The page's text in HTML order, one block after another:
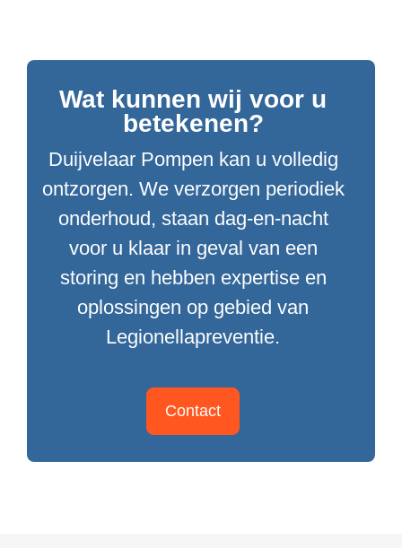
Wat kunnen wij voor u
betekenen?
Duijvelaar Pompen kan u volledig
ontzorgen. We verzorgen periodiek
onderhoud, staan dag-en-nacht
voor u klaar in geval van een
storing en hebben expertise en
oplossingen op gebied van
Legionellapreventie.
Contact